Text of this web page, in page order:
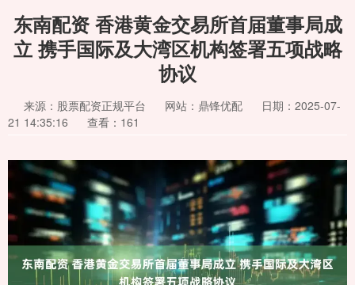
东南配资 香港黄金交易所首届董事局成
立 携手国际及大湾区机构签署五项战略
协议
来源：股票配资正规平台 网站：鼎锋优配
日期：2025-07-
21 14:35:16
查看：161